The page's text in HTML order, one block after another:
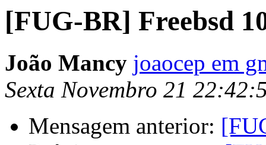
[FUG-BR] Freebsd
João Mancy joaocep em
Sexta Novembro 21
Mensagem anterior: